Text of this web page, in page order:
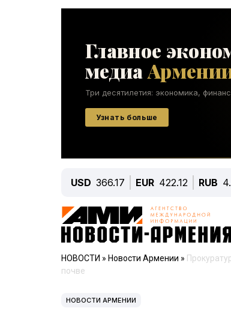
USD 366.17 EUR 422.12 RUB
НОВОСТИ » Новости Армении »
почве
НОВОСТИ АРМЕНИИ